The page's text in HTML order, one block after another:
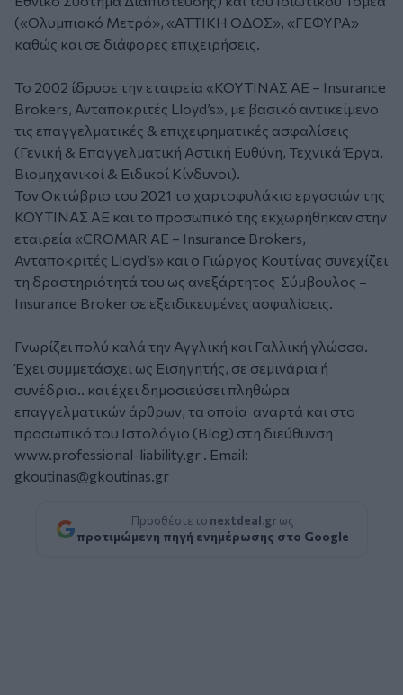
(«Ολυμπιακό Μετρό», «ΑΤΤΙΚΗ ΟΔΟΣ», «ΓΕΦΥΡΑ»
καθώς και σε διάφορες επιχειρήσεις.
Το 2002 ίδρυσε την εταιρεία «ΚΟΥΤΙΝΑΣ ΑΕ – Insurance
Brokers, Ανταποκριτές Lloyd’s», με βασικό αντικείμενο
τις επαγγελματικές & επιχειρηματικές ασφαλίσεις
(Γενική & Επαγγελματική Αστική Ευθύνη, Τεχνικά Έργα,
Βιομηχανικοί & Ειδικοί Κίνδυνοι).
Τον Οκτώβριο του 2021 το χαρτοφυλάκιο εργασιών της
ΚΟΥΤΙΝΑΣ ΑΕ και το προσωπικό της εκχωρήθηκαν στην
εταιρεία «CROMAR ΑΕ – Insurance Brokers,
Ανταποκριτές Lloyd’s» και ο Γιώργος Κουτίνας συνεχίζει
τη δραστηριότητά του ως ανεξάρτητος Σύμβουλος –
Insurance Broker σε εξειδικευμένες ασφαλίσεις.
Γνωρίζει πολύ καλά την Αγγλική και Γαλλική γλώσσα.
Έχει συμμετάσχει ως Εισηγητής, σε σεμινάρια ή
συνέδρια.. και έχει δημοσιεύσει πληθώρα
επαγγελματικών άρθρων, τα οποία αναρτά και στο
προσωπικό του Ιστολόγιο (Blog) στη διεύθυνση
www.professional-liability.gr . Email:
gkoutinas@gkoutinas.gr
Προσθέστε το nextdeal.gr ως
προτιμώμενη πηγή ενημέρωσης στο Google